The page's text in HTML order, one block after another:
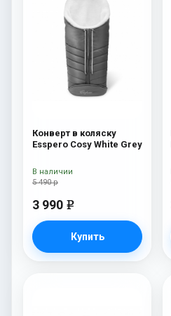
Конверт в коляску
Esspero Cosy White Grey
5 490 р
3 990 e
Купить
В наличии